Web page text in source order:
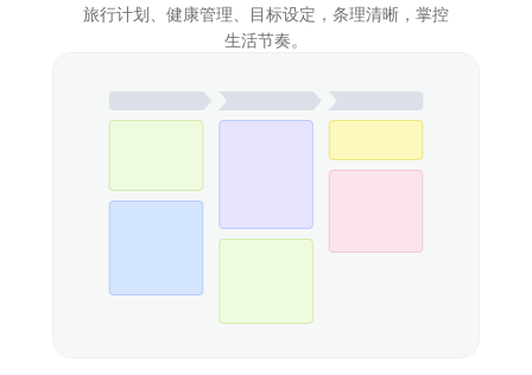
旅行计划、健康管理、目标设定，条理清晰，掌控
生活节奏。